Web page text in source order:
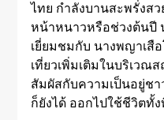
ไทย กำลังบานสะพรั่งสว
หน้าหนาวหรือช่วงต้นปี
เยี่ยมชมกับ นางพญาเสื
เที่ยวเพิ่มเติมในบริเวณ
สัมผัสกับความเป็นอยู่ช
ก็ยังได้ ออกไปใช้ชีวิตทั้